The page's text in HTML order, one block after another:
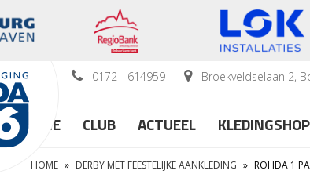
0172 - 614959 Broekveldselaan 2,
HOME CLUB ACTUEEL
HOME » DERBY MET FEESTELIJKE AANKLEDING » ROHDA 1